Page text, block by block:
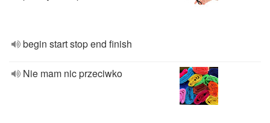
begin start stop end finish
Nie mam nic przeciwko